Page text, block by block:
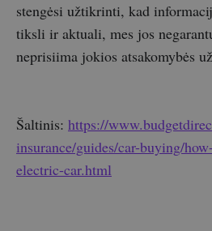
stengėsi užtikrinti, kad
tiksli ir aktuali, mes jos
neprisiima jokios atsakomybės
Šaltinis: https://
insurance/guides/car-buying/
electric-car.html